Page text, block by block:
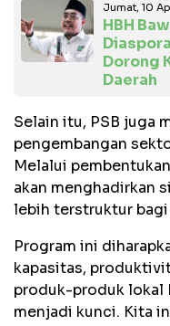
Jumat, 10
HBH
Dorong
Daerah
Selain itu, PSB juga
pengembangan
Melalui
akan menghadirkan
lebih terstruktur bagi
Program ini
kapasitas,
produk-produk lokal
menjadi kunci. Kita